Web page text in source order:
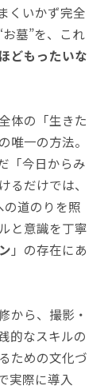
くいかず完全
墓”を、これ
どもったいな
体の「生きた
唯一の方法。
「今日からみ
るだけでは、
道のりを照
と意識を丁寧
」の存在にあ
から、撮影・
的なスキルの
ための文化づ
実際に導入